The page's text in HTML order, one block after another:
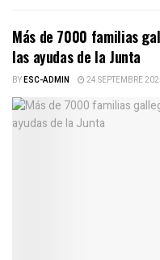
Más de 7000 familias
las ayudas de la Junta
BYESC-ADMIN 24 SEPTEMBRE